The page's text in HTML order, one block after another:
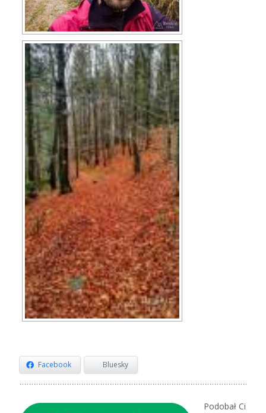
Facebook Bluesky
Podobał Ci